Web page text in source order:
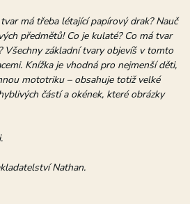
má třeba létající papírový drak? Nauč
předmětů! Co je kulaté? Co má tvar
Všechny základní tvary objevíš v tomto
Knížka je vhodná pro nejmenší děti,
mototriku – obsahuje totiž velké
částí a okének, které obrázky
Nathan.